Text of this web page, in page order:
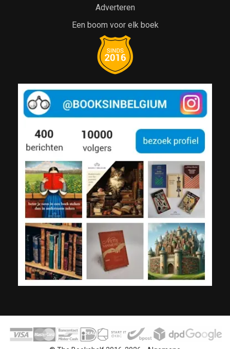
Adverteren
Een boom voor elk boek